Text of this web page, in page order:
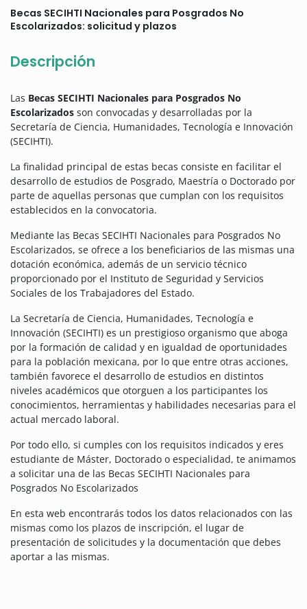
Becas SECIHTI Nacionales para Posgrados No
Escolarizados: solicitud y plazos
Descripción
Las Becas SECIHTI Nacionales para Posgrados No
Escolarizados son convocadas y desarrolladas por la
Secretaría de Ciencia, Humanidades, Tecnología e Innovación
(SECIHTI).
La finalidad principal de estas becas consiste en facilitar el
desarrollo de estudios de Posgrado, Maestría o Doctorado por
parte de aquellas personas que cumplan con los requisitos
establecidos en la convocatoria.
Mediante las Becas SECIHTI Nacionales para Posgrados No
Escolarizados, se ofrece a los beneficiarios de las mismas una
dotación económica, además de un servicio técnico
proporcionado por el Instituto de Seguridad y Servicios
Sociales de los Trabajadores del Estado.
La Secretaría de Ciencia, Humanidades, Tecnología e
Innovación (SECIHTI) es un prestigioso organismo que aboga
por la formación de calidad y en igualdad de oportunidades
para la población mexicana, por lo que entre otras acciones,
también favorece el desarrollo de estudios en distintos
niveles académicos que otorguen a los participantes los
conocimientos, herramientas y habilidades necesarias para el
actual mercado laboral.
Por todo ello, si cumples con los requisitos indicados y eres
estudiante de Máster, Doctorado o especialidad, te animamos
a solicitar una de las Becas SECIHTI Nacionales para
Posgrados No Escolarizados
En esta web encontrarás todos los datos relacionados con las
mismas como los plazos de inscripción, el lugar de
presentación de solicitudes y la documentación que debes
aportar a las mismas.